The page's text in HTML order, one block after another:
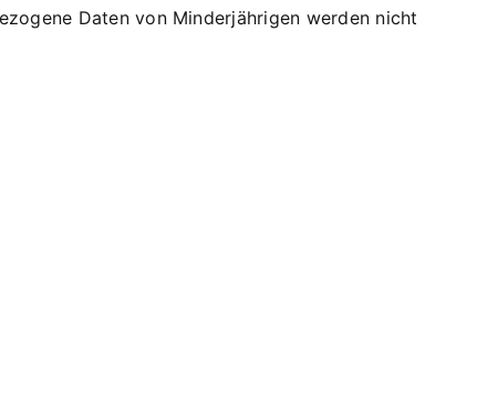
Daten von Minderjährigen werden nicht